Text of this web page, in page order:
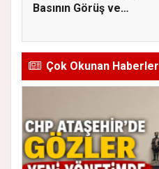
Basının Görüş ve
Çok Okunan Haberler